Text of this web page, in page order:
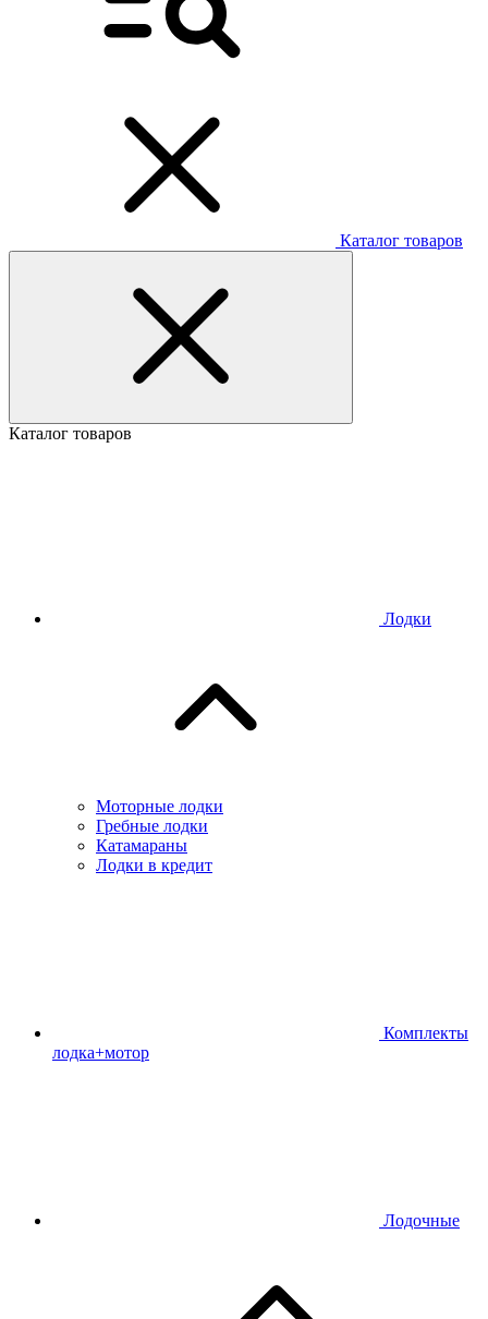
Каталог товаров
Каталог товаров
Лодки
Моторные лодки
Гребные лодки
Катамараны
Лодки в кредит
Комплекты
лодка+мотор
Лодочные